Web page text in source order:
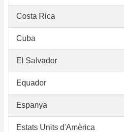
Costa Rica
Cuba
El Salvador
Equador
Espanya
Estats Units d'Amèrica